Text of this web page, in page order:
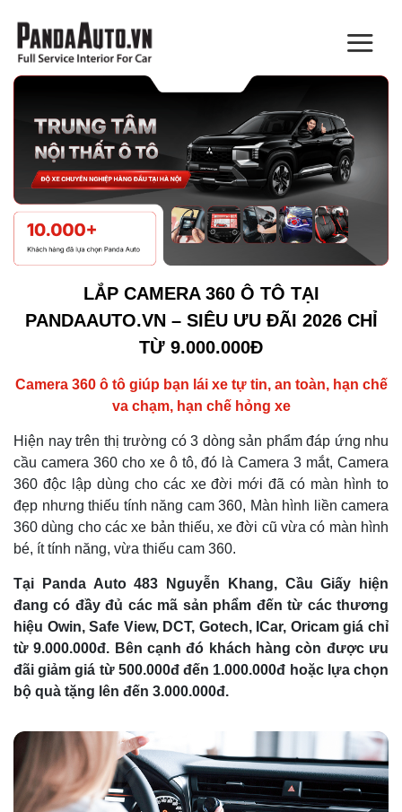
qua
nội
dung
LẮP CAMERA 360 Ô TÔ TẠI
PANDAAUTO.VN – SIÊU ƯU ĐÃI 2026 CHỈ
TỪ 9.000.000Đ
Camera 360 ô tô giúp bạn lái xe tự tin, an toàn, hạn chế
va chạm, hạn chế hỏng xe
Hiện nay trên thị trường có 3 dòng sản phẩm đáp ứng nhu
cầu camera 360 cho xe ô tô, đó là Camera 3 mắt, Camera
360 độc lập dùng cho các xe đời mới đã có màn hình to
đẹp nhưng thiếu tính năng cam 360, Màn hình liền camera
360 dùng cho các xe bản thiếu, xe đời cũ vừa có màn hình
bé, ít tính năng, vừa thiếu cam 360.
Tại Panda Auto 483 Nguyễn Khang, Cầu Giấy hiện
đang có đầy đủ các mã sản phẩm đến từ các thương
hiệu Owin, Safe View, DCT, Gotech, ICar, Oricam giá chỉ
từ 9.000.000đ. Bên cạnh đó khách hàng còn được ưu
đãi giảm giá từ 500.000đ đến 1.000.000đ hoặc lựa chọn
bộ quà tặng lên đến 3.000.000đ.